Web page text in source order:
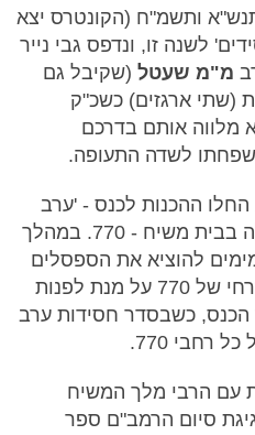
ותשמ"ח (הקונטרס יצא
לשנה זו, ונדפס גבי נייר
מ"מ שעטל (שקיבל גם
(שתי ארגזים) כשכ"ק
מלווה אותם בדרכם
לשדה התעופה.
ההכנות לכנס - 'ערב
עם חב"ד' שיערך מחר בלילה בבית משיח - 770. במהלך
להוציא את הספסלים
העומדים בחלקו הדרומי-מזרחי של 770 על מנת לפנות
הכנס, כשבסדר חסידות ערב
רחבי 770.
עם הרבי מלך המשיח
סיום הרמב"ם ספר